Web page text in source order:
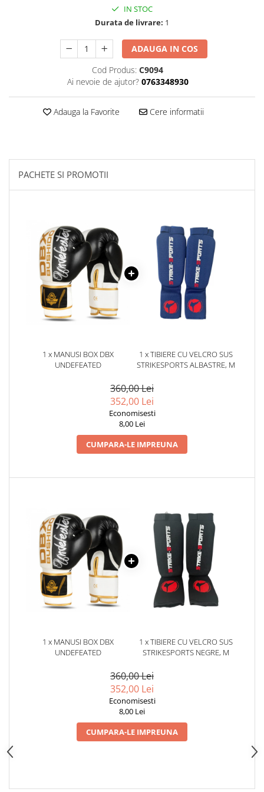
Palmare/Palete Box/Arte Martiale
Perne Antebrat/Pao
Echipament Antrenori
Imbracaminte sport
Sorturi Kickboxing / MMA
Bluze / Hanorace/Geci
Sepci / Caciuli
Echipament compresie
Proteze/Protectii dentare
Lupte/Wrestling
Incaltaminte
Dresuri/Echipament
Accesorii Lupte/Wrestling
Suprafete de lupta/Dotari sala
Suprafete de Lupta/Antrenament
Suplimente pt Masa Musculara
Medicina Sportiva/Recuperare
IN STOC
Durata de livrare: 1
ADAUGA IN COS
Cod Produs: C9094
Ai nevoie de ajutor? 0763348930
Adauga la Favorite Cere informatii
PACHETE SI PROMOTII
1 x MANUSI BOX DBX
UNDEFEATED
1 x TIBIERE CU VELCRO SUS
STRIKESPORTS ALBASTRE, M
360,00 Lei
352,00 Lei
Economisesti
8,00 Lei
CUMPARA-LE IMPREUNA
1 x MANUSI BOX DBX
UNDEFEATED
1 x TIBIERE CU VELCRO SUS
STRIKESPORTS NEGRE, M
360,00 Lei
352,00 Lei
Economisesti
8,00 Lei
CUMPARA-LE IMPREUNA